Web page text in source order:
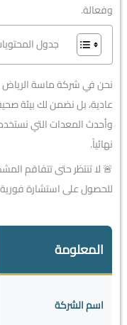
وفعالة.
جدول
نحن في شركة ماسة الرياض
عادية، بل نضمن لك بيئة
وأحدث المعدات التي
نهائياً.
🚨 لا تنتظر حتى تتفاقم
للحصول على استشارة فورية
المعلومة
اسم الشركة